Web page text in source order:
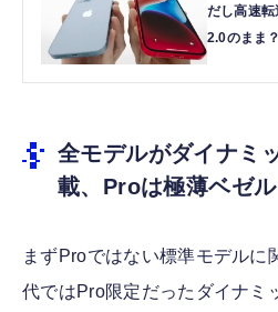
だし高速
2.0のまま
全モデルがダイナミ
載、Proは極薄ベゼル
まずProではない標準モデルに
代ではPro限定だったダイナミ